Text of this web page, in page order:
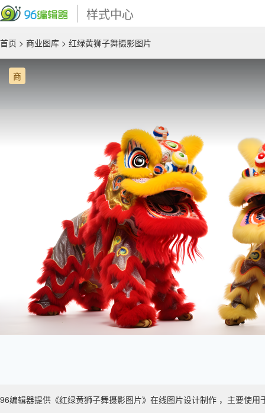
样式中心
首页 > 商业图库 > 红绿黄狮子舞摄影图片
商
96编辑器提供《红绿黄狮子舞摄影图片》在线图片设计制作 ，主要使